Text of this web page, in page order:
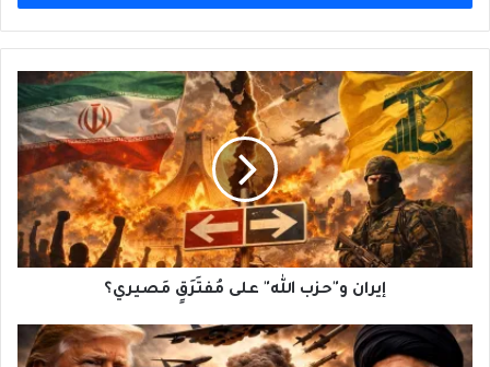
إيران
و"حزب
الله"
على
مُفتَرَقٍ
مَصيري؟
إيران و"حزب الله" على مُفتَرَقٍ مَصيري؟
إيران:
ثورةُ